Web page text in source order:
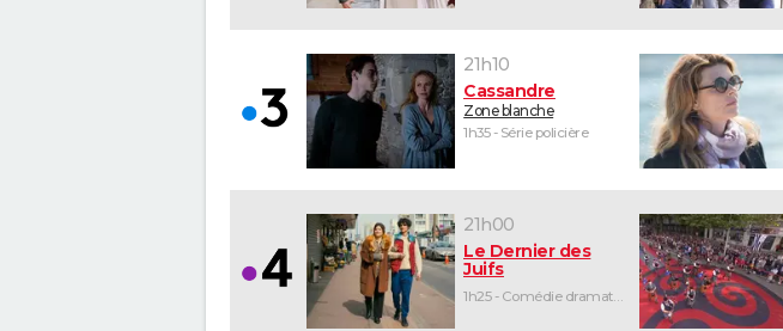
21h10
Cassandre
Zone blanche
1h35 - Série policière
21h00
Le Dernier des
Juifs
1h25 - Comédie dramatique